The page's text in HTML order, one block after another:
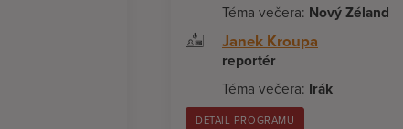
Téma večera: Nový Zéland
Janek Kroupa
reportér
Téma večera: Irák
DETAIL PROGRAMU